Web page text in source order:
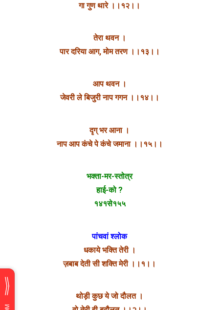
गा गुण थारे ।।१२।।
तेरा थवन ।
पार दरिया आग, मोम तरण ।।१३।।
आप थवन ।
जेवरी ले बिजुरी नाप गगन ।।१४।।
दृग् भर आना ।
नाप आप कंचे पे कंचे जमाना ।।१५।।
भक्ता-मर-स्तोत्र
हाई-को ?
१४१से१५५
पांचवां श्लोक
धकाये भक्ति तेरी ।
ज़बाब देती सी शक्ति मेरी ।।१।।
थोड़ी कुछ ये जो दौलत ।